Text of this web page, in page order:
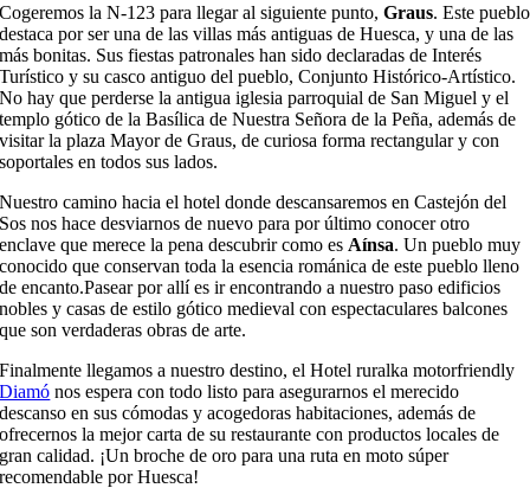
Cogeremos la N-123 para llegar al siguiente punto,Graus. Este pueblo
destaca por ser una de las villas más antiguas de Huesca, y una de las
más bonitas. Sus fiestas patronales han sido declaradas de Interés
Turístico y su casco antiguo del pueblo, Conjunto Histórico-Artístico.
No hay que perderse la antigua iglesia parroquial de San Miguel y el
templo gótico de la Basílica de Nuestra Señora de la Peña, además de
visitar la plaza Mayor de Graus, de curiosa forma rectangular y con
soportales en todos sus lados.
Nuestro camino hacia el hotel donde descansaremos en Castejón del
Sos nos hace desviarnos de nuevo para por último conocer otro
enclave que merece la pena descubrir como es Aínsa. Un pueblo muy
conocido que conservan toda la esencia románica de este pueblo lleno
de encanto.Pasear por allí es ir encontrando a nuestro paso edificios
nobles y casas de estilo gótico medieval con espectaculares balcones
que son verdaderas obras de arte.
Finalmente llegamos a nuestro destino, el Hotel ruralka motorfriendly
Diamó nos espera con todo listo para asegurarnos el merecido
descanso en sus cómodas y acogedoras habitaciones, además de
ofrecernos la mejor carta de su restaurante con productos locales de
gran calidad. ¡Un broche de oro para una ruta en moto súper
recomendable por Huesca!